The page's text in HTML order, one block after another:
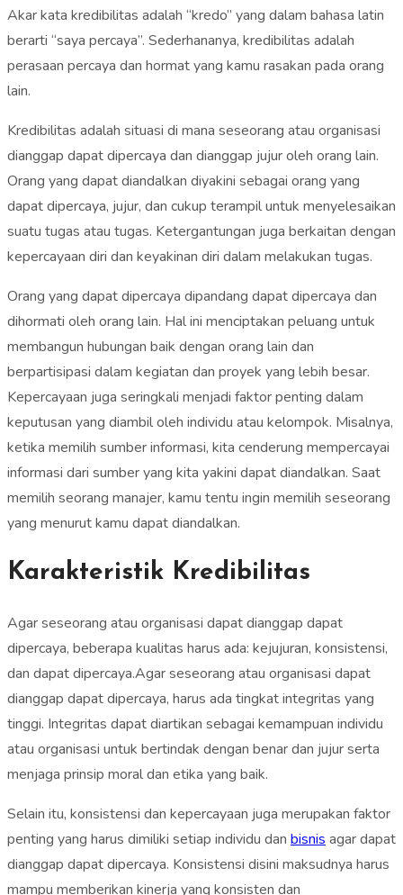
Akar kata kredibilitas adalah “kredo” yang dalam bahasa latin
berarti “saya percaya”. Sederhananya, kredibilitas adalah
perasaan percaya dan hormat yang kamu rasakan pada orang
lain.
Kredibilitas adalah situasi di mana seseorang atau organisasi
dianggap dapat dipercaya dan dianggap jujur ​​oleh orang lain.
Orang yang dapat diandalkan diyakini sebagai orang yang
dapat dipercaya, jujur, dan cukup terampil untuk menyelesaikan
suatu tugas atau tugas. Ketergantungan juga berkaitan dengan
kepercayaan diri dan keyakinan diri dalam melakukan tugas.
Orang yang dapat dipercaya dipandang dapat dipercaya dan
dihormati oleh orang lain. Hal ini menciptakan peluang untuk
membangun hubungan baik dengan orang lain dan
berpartisipasi dalam kegiatan dan proyek yang lebih besar.
Kepercayaan juga seringkali menjadi faktor penting dalam
keputusan yang diambil oleh individu atau kelompok. Misalnya,
ketika memilih sumber informasi, kita cenderung mempercayai
informasi dari sumber yang kita yakini dapat diandalkan. Saat
memilih seorang manajer, kamu tentu ingin memilih seseorang
yang menurut kamu dapat diandalkan.
Karakteristik Kredibilitas
Agar seseorang atau organisasi dapat dianggap dapat
dipercaya, beberapa kualitas harus ada: kejujuran, konsistensi,
dan dapat dipercaya.Agar seseorang atau organisasi dapat
dianggap dapat dipercaya, harus ada tingkat integritas yang
tinggi. Integritas dapat diartikan sebagai kemampuan individu
atau organisasi untuk bertindak dengan benar dan jujur ​​serta
menjaga prinsip moral dan etika yang baik.
Selain itu, konsistensi dan kepercayaan juga merupakan faktor
penting yang harus dimiliki setiap individu dan bisnis agar dapat
dianggap dapat dipercaya. Konsistensi disini maksudnya harus
mampu memberikan kinerja yang konsisten dan